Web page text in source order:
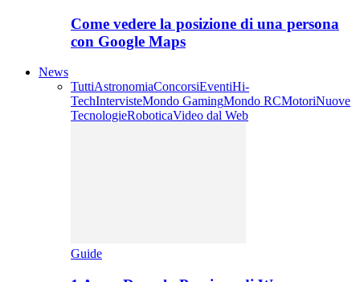
Come vedere la posizione di una persona
con Google Maps
News
TuttiAstronomiaConcorsiEventiHi-
TechIntervisteMondo GamingMondo RCMotoriNuove
TecnologieRoboticaVideo dal Web
Guide